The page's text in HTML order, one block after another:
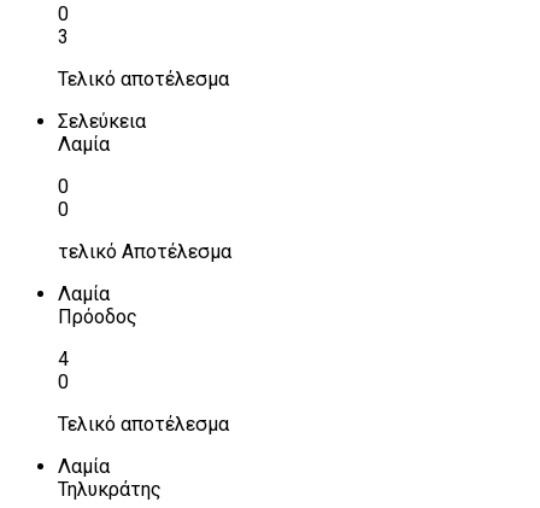
0
3
Τελικό αποτέλεσμα
Σελεύκεια
Λαμία
0
0
τελικό Αποτέλεσμα
Λαμία
Πρόοδος
4
0
Τελικό αποτέλεσμα
Λαμία
Τηλυκράτης